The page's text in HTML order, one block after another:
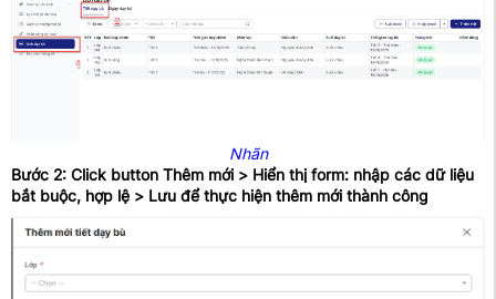
Nhãn
Bước 2: Click button Thêm mới > Hiển thị form: nhập các dữ liệu
bắt buộc, hợp lệ > Lưu để thực hiện thêm mới thành công